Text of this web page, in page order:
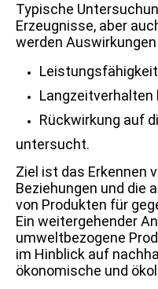
Typische
Erzeugnisse, aber
werden
Langzeitverhalten
Rückwirkung auf
untersucht.
Ziel ist das Erkennen
Beziehungen und die
von Produkten für
Ein weitergehender
umweltbezogene
im Hinblick auf
ökonomische und